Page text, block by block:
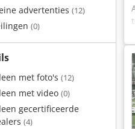
advertenties (12)
(0)
met foto's (12)
met video (0)
gecertificeerde
(4)